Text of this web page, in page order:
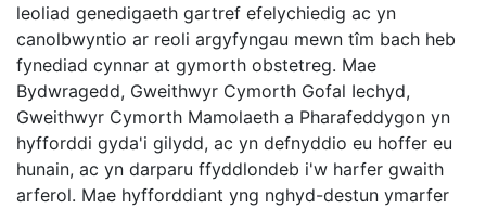
leoliad genedigaeth gartref efelychiedig ac yn
canolbwyntio ar reoli argyfyngau mewn tîm bach heb
fynediad cynnar at gymorth obstetreg. Mae
Bydwragedd, Gweithwyr Cymorth Gofal Iechyd,
Gweithwyr Cymorth Mamolaeth a Pharafeddygon yn
hyfforddi gyda'i gilydd, ac yn defnyddio eu hoffer eu
hunain, ac yn darparu ffyddlondeb i'w harfer gwaith
arferol. Mae hyfforddiant yng nghyd-destun ymarfer